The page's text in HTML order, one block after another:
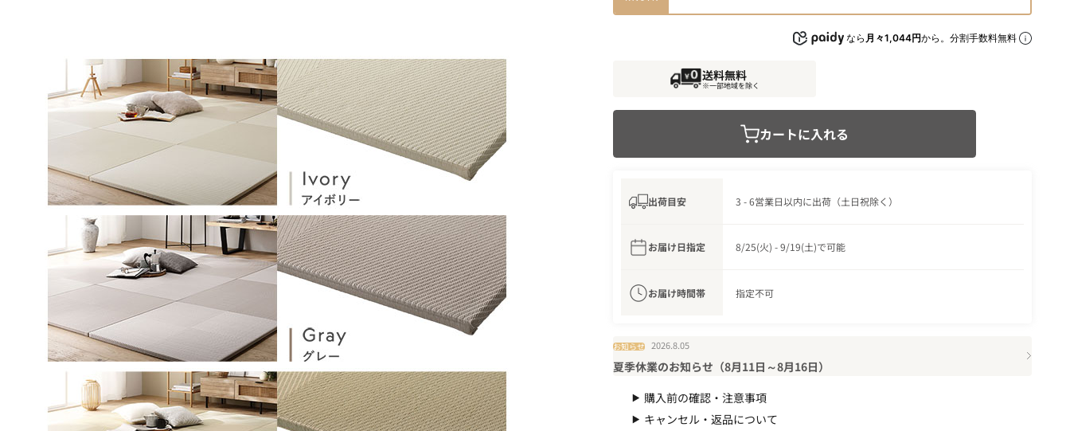
なら 月々1,044円から。分割手数料無料
送料無料
※一部地域を除く
カートに入れる
出荷目安 3 - 6営業日以内に出荷（土日祝除く）
お届け日指定 8/25(火) - 9/19(土)で可能
お届け時間帯 指定不可
お知らせ 2026.8.05
夏季休業のお知らせ（8月11日～8月16日）
購入前の確認・注意事項
キャンセル・返品について